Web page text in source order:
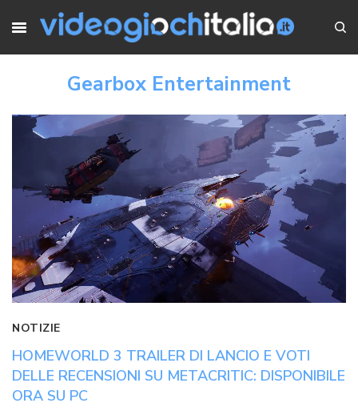
Gearbox Entertainment
NOTIZIE
HOMEWORLD 3 TRAILER DI LANCIO E VOTI
DELLE RECENSIONI SU METACRITIC: DISPONIBILE
ORA SU PC